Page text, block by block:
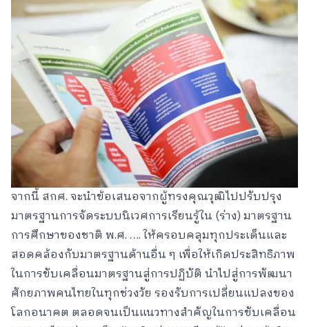
จากนี้ สกศ. จะนำข้อเสนอจากผู้ทรงคุณวุฒิไปปรับปรุง
มาตรฐานการจัดระบบนิเวศการเรียนรู้ใน (ร่าง) มาตรฐาน
การศึกษาของชาติ พ.ศ. …. ให้ครอบคลุมทุกประเด็นและ
สอดคล้องกับมาตรฐานด้านอื่น ๆ เพื่อให้เกิดประสิทธิภาพ
ในการขับเคลื่อนมาตรฐานสู่การปฏิบัติ นำไปสู่การพัฒนา
ศักยภาพคนไทยในทุกช่วงวัย รองรับการเปลี่ยนแปลงของ
โลกอนาคต ตลอดจนเป็นแนวทางสำคัญในการขับเคลื่อน